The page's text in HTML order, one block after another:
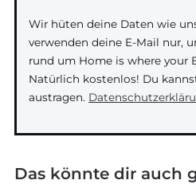
Wir hüten deine Daten wie
verwenden deine E-Mail nur,
rund um Home is where your
Natürlich kostenlos! Du
austragen.
Das könnte dir auch